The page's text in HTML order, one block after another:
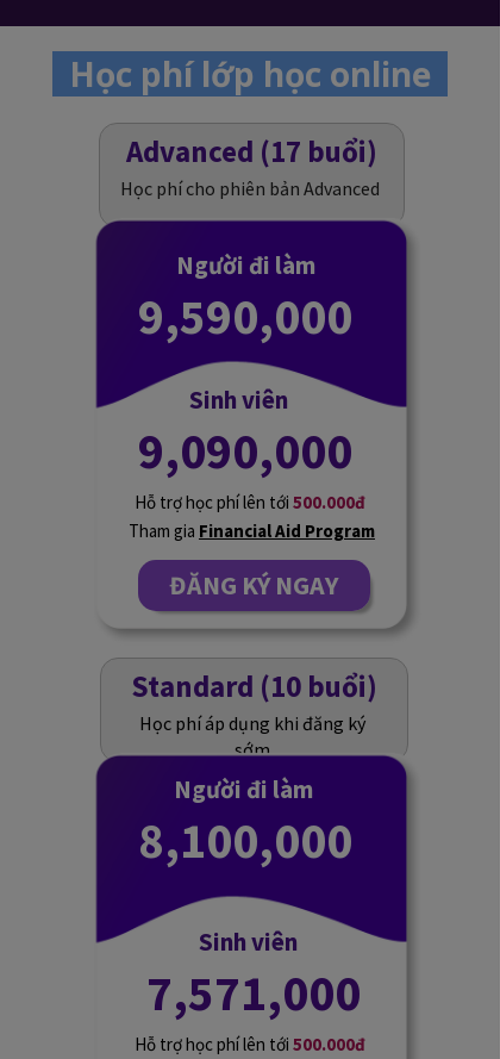
Học phí lớp học online
Học phí áp dụng khi đăng ký
sớm
Standard (10 buổi)
Sinh viên
7,571,000
8,100,000
Người đi làm
Hỗ trợ học phí lên tới 500.000đ
Học phí cho phiên bản Advanced
Advanced (17 buổi)
Sinh viên
9,090,000
ĐĂNG KÝ NGAY
9,590,000
Người đi làm
Hỗ trợ học phí lên tới 500.000đ
Tham gia Financial Aid Program